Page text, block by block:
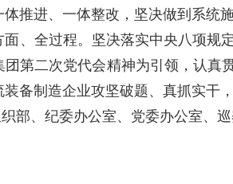
推进、一体整改，坚决做到系统
、全过程。坚决落实中央八项规
团第二次党代会精神为引领，认
备制造企业攻坚破题、真抓实干
部、纪委办公室、党委办公室、